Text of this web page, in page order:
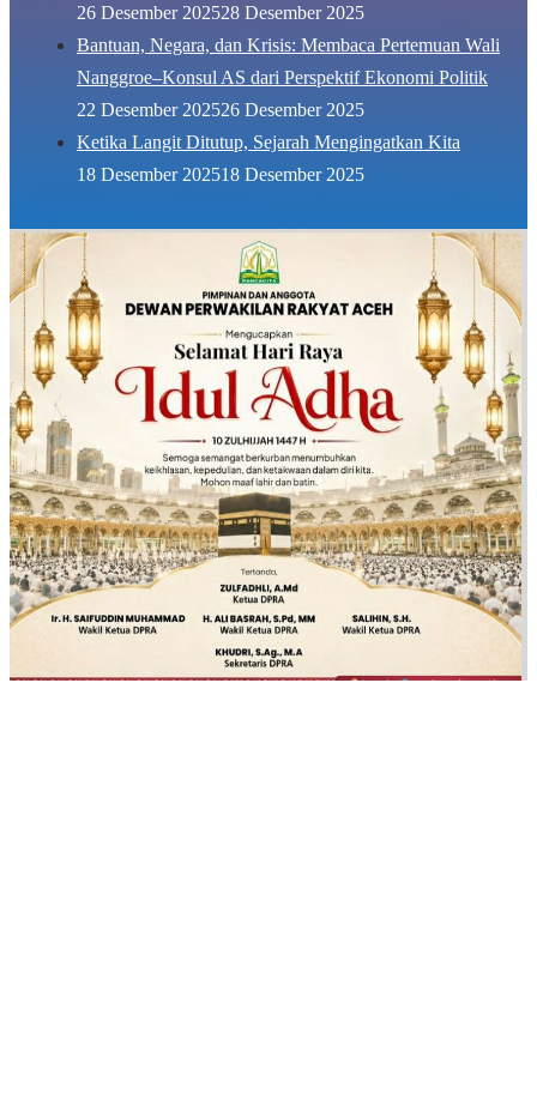
26 Desember 202528 Desember 2025
Bantuan, Negara, dan Krisis: Membaca Pertemuan Wali
Nanggroe–Konsul AS dari Perspektif Ekonomi Politik
22 Desember 202526 Desember 2025
Ketika Langit Ditutup, Sejarah Mengingatkan Kita
18 Desember 202518 Desember 2025